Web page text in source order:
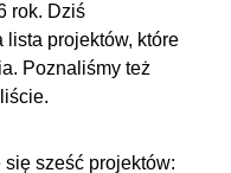
rok. Dziś
lista projektów, które
Poznaliśmy też
sześć projektów: